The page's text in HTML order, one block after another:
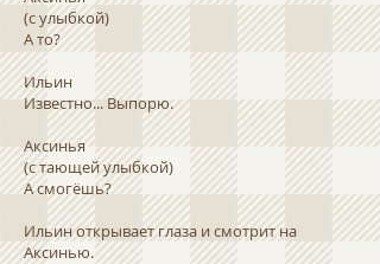
(с улыбкой)
А то?
Ильин
Известно... Выпорю.
Аксинья
(с тающей улыбкой)
А смогёшь?
Ильин открывает глаза и смотрит на
Аксинью.